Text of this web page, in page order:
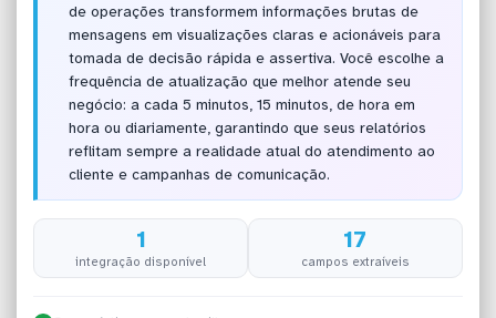
de operações transformem informações brutas de
mensagens em visualizações claras e acionáveis para
tomada de decisão rápida e assertiva. Você escolhe a
frequência de atualização que melhor atende seu
negócio: a cada 5 minutos, 15 minutos, de hora em
hora ou diariamente, garantindo que seus relatórios
reflitam sempre a realidade atual do atendimento ao
cliente e campanhas de comunicação.
1
integração disponível
17
campos extraíveis